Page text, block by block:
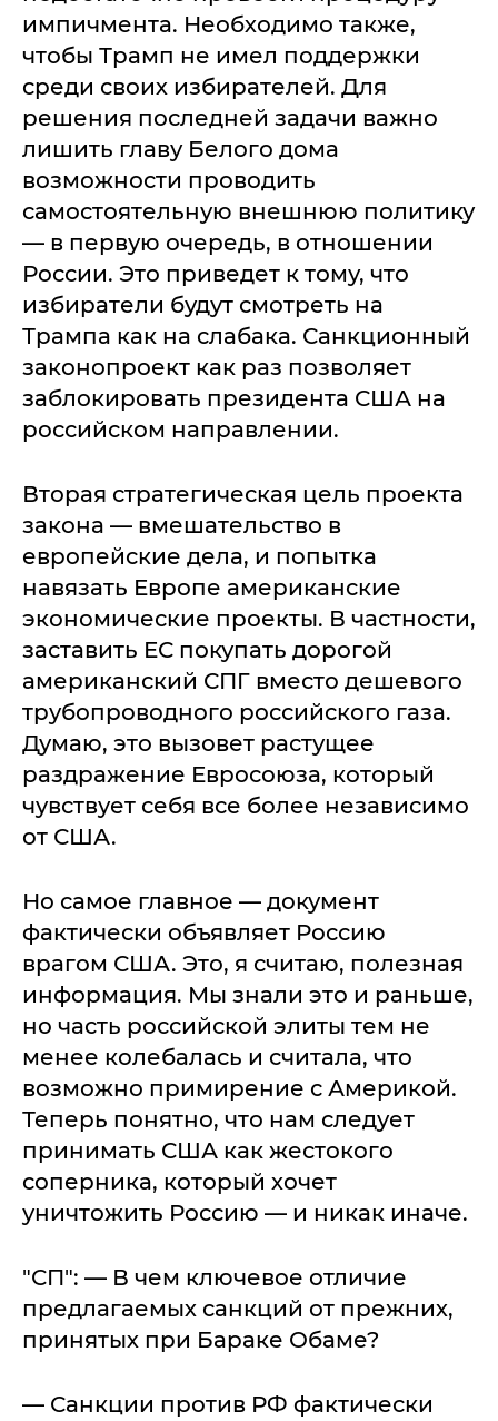
импичмента. Необходимо также,
чтобы Трамп не имел поддержки
среди своих избирателей. Для
решения последней задачи важно
лишить главу Белого дома
возможности проводить
самостоятельную внешнюю политику
— в первую очередь, в отношении
России. Это приведет к тому, что
избиратели будут смотреть на
Трампа как на слабака. Санкционный
законопроект как раз позволяет
заблокировать президента США на
российском направлении.
Вторая стратегическая цель проекта
закона — вмешательство в
европейские дела, и попытка
навязать Европе американские
экономические проекты. В частности,
заставить ЕС покупать дорогой
американский СПГ вместо дешевого
трубопроводного российского газа.
Думаю, это вызовет растущее
раздражение Евросоюза, который
чувствует себя все более независимо
от США.
Но самое главное — документ
фактически объявляет Россию
врагом США. Это, я считаю, полезная
информация. Мы знали это и раньше,
но часть российской элиты тем не
менее колебалась и считала, что
возможно примирение с Америкой.
Теперь понятно, что нам следует
принимать США как жестокого
соперника, который хочет
уничтожить Россию — и никак иначе.
"СП": — В чем ключевое отличие
предлагаемых санкций от прежних,
принятых при Бараке Обаме?
— Санкции против РФ фактически